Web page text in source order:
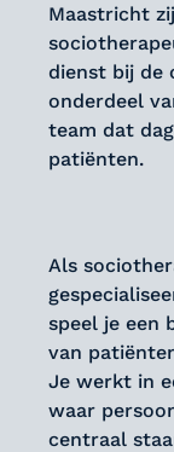
Maastricht
dienst bij de
onderdeel
team dat
patiënten.
Als
speel je een
van
Je werkt in
waar
centraal